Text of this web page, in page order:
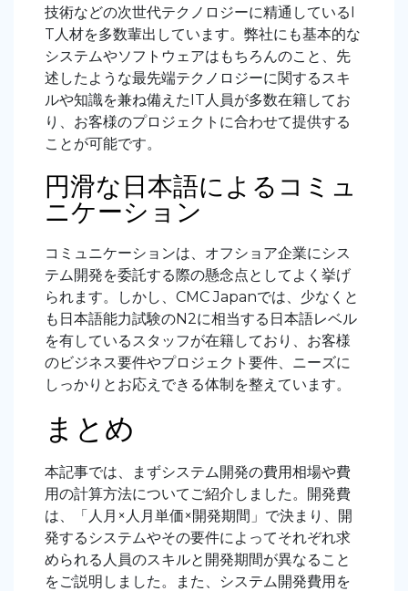
技術などの次世代テクノロジーに精通しているI
T人材を多数輩出しています。弊社にも基本的な
システムやソフトウェアはもちろんのこと、先
述したような最先端テクノロジーに関するスキ
ルや知識を兼ね備えたIT人員が多数在籍してお
り、お客様のプロジェクトに合わせて提供する
ことが可能です。
円滑な日本語によるコミュ
ニケーション
コミュニケーションは、オフショア企業にシス
テム開発を委託する際の懸念点としてよく挙げ
られます。しかし、CMC Japanでは、少なくと
も日本語能力試験のN2に相当する日本語レベル
を有しているスタッフが在籍しており、お客様
のビジネス要件やプロジェクト要件、ニーズに
しっかりとお応えできる体制を整えています。
まとめ
本記事では、まずシステム開発の費用相場や費
用の計算方法についてご紹介しました。開発費
は、「人月×人月単価×開発期間」で決まり、開
発するシステムやその要件によってそれぞれ求
められる人員のスキルと開発期間が異なること
をご説明しました。また、システム開発費用を